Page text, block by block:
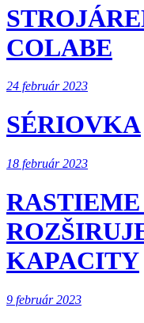
COLABE
24 február 2023
SÉRIOVKA
18 február 2023
KAPACITY
9 február 2023